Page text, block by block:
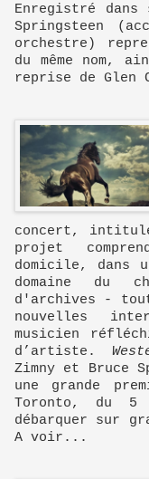
Enregistré dans
Springsteen
orchestre)
du même nom,
reprise de Glen
concert,
projet
domicile, dans
domaine du
d'archives -
nouvelles
musicien
d’artiste.
Zimny et Bruce
une grande
Toronto, du 5
débarquer sur
A voir...